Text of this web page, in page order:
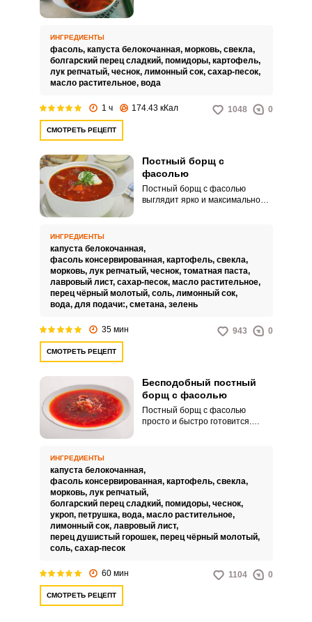
сможет приготовить каждый.
ИНГРЕДИЕНТЫ
фасоль, капуста белокочанная, морковь, свекла,
болгарский перец сладкий, помидоры, картофель,
лук репчатый, чеснок, лимонный сок, сахар-песок,
масло растительное, вода
1 ч 174.43 кКал 1048 0
СМОТРЕТЬ РЕЦЕПТ
Постный борщ с
фасолью
Постный борщ с фасолью
выглядит ярко и максимально
наваристым и сытным.
ИНГРЕДИЕНТЫ
капуста белокочанная,
фасоль консервированная, картофель, свекла,
морковь, лук репчатый, чеснок, томатная паста,
лавровый лист, сахар-песок, масло растительное,
перец чёрный молотый, соль, лимонный сок,
вода, для подачи:, сметана, зелень
35 мин 943 0
СМОТРЕТЬ РЕЦЕПТ
Бесподобный постный
борщ с фасолью
Постный борщ с фасолью
просто и быстро готовится.
ИНГРЕДИЕНТЫ
капуста белокочанная,
фасоль консервированная, картофель, свекла,
морковь, лук репчатый,
болгарский перец сладкий, помидоры, чеснок,
укроп, петрушка, вода, масло растительное,
лимонный сок, лавровый лист,
перец душистый горошек, перец чёрный молотый,
соль, сахар-песок
60 мин 1104 0
СМОТРЕТЬ РЕЦЕПТ